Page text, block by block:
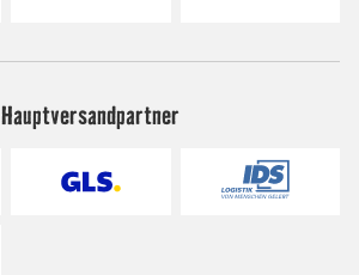
Hauptversandpartner